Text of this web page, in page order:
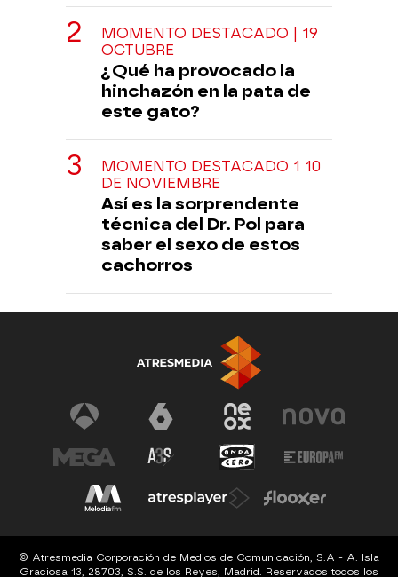
MOMENTO DESTACADO | 19
OCTUBRE
¿Qué ha provocado la
hinchazón en la pata de
este gato?
MOMENTO DESTACADO 1 10
DE NOVIEMBRE
Así es la sorprendente
técnica del Dr. Pol para
saber el sexo de estos
cachorros
© Atresmedia Corporación de Medios de Comunicación, S.A - A. Isla
Graciosa 13, 28703, S.S. de los Reyes, Madrid. Reservados todos los